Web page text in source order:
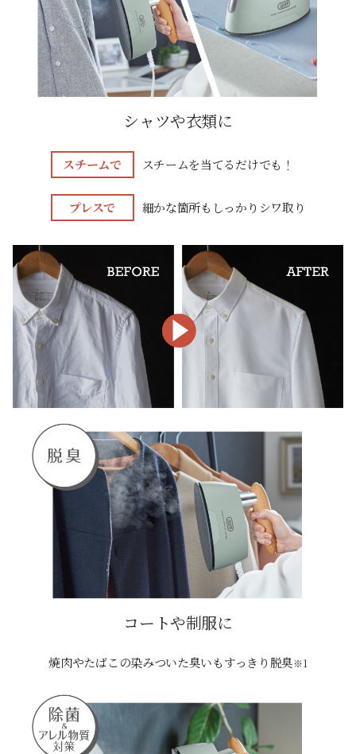
シャツや衣類に
スチームで スチームを当てるだけでも！
プレスで 細かな箇所もしっかりシワ取り
コートや制服に
焼肉やたばこの染みついた臭いもすっきり脱臭※1